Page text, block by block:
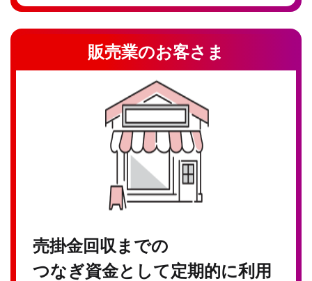
販売業のお客さま
売掛金回収までの
つなぎ資金として定期的に利用